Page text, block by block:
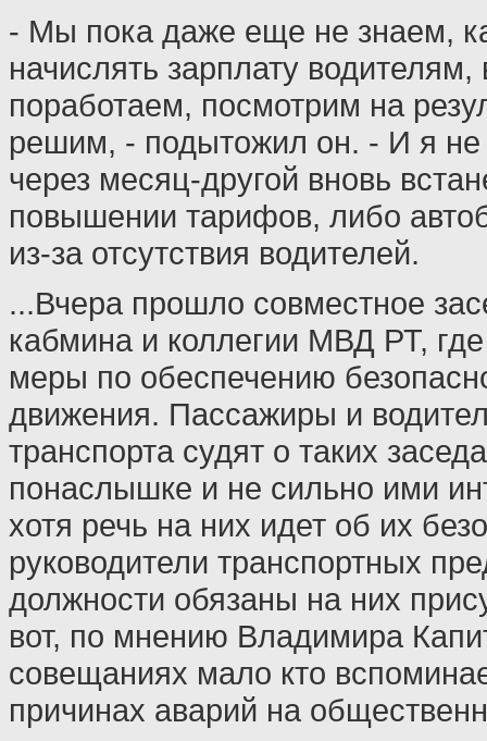
- Мы пока даже еще не знаем,
начислять зарплату водителям,
поработаем, посмотрим на
решим, - подытожил он. - И я не
через месяц-другой вновь
повышении тарифов, либо
из-за отсутствия водителей.
...Вчера прошло совместное
кабмина и коллегии МВД РТ,
меры по обеспечению
движения. Пассажиры и
транспорта судят о таких
понаслышке и не сильно ими
хотя речь на них идет об их
руководители транспортных
должности обязаны на них
вот, по мнению Владимира
совещаниях мало кто
причинах аварий на